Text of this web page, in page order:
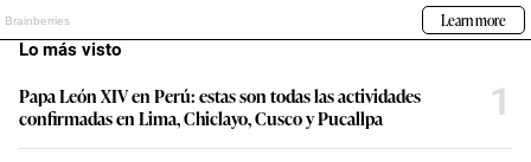
Lo más visto
Papa León XIV en Perú: estas son todas las actividades
confirmadas en Lima, Chiclayo, Cusco y Pucallpa
1